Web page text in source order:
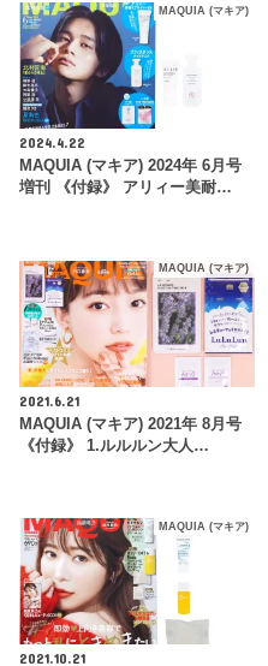
MAQUIA (マキア)
2024.4.22
MAQUIA (マキア) 2024年 6月号
増刊 《付録》 アリィー美耐…
MAQUIA (マキア)
2021.6.21
MAQUIA (マキア) 2021年 8月号
《付録》 1.ルルルン大人…
MAQUIA (マキア)
2021.10.21